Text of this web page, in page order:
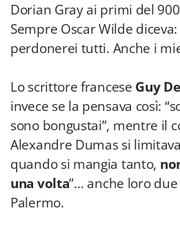
Dorian Gray ai primi del
Sempre Oscar Wilde diceva:
perdonerei tutti. Anche i
Lo scrittore francese Guy
invece se la pensava così:
sono bongustai”, mentre il
Alexandre Dumas si
quando si mangia tanto,
una volta”… anche loro
Palermo.